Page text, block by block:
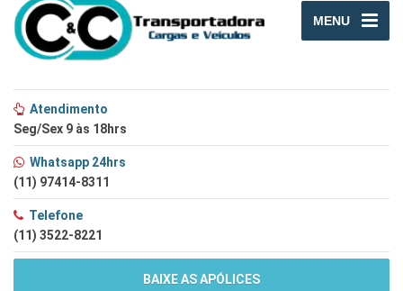
MENU
Atendimento
Seg/Sex 9 às 18hrs
Whatsapp 24hrs
(11) 97414-8311
Telefone
(11) 3522-8221
BAIXE AS APÓLICES